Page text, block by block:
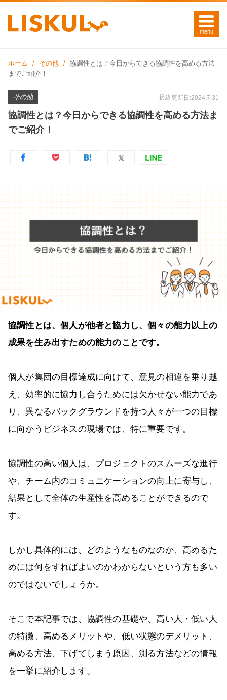
ホーム その他
協調性とは？今日からできる協調性を高める方法
までご紹介！
その他 最終更新日:2024.7.31
協調性とは？今日からできる協調性を高める方法ま
でご紹介！
協調性とは、個人が他者と協力し、個々の能力以上の
成果を生み出すための能力のことです。
個人が集団の目標達成に向けて、意見の相違を乗り越
え、効率的に協力し合うためには欠かせない能力であ
り、異なるバックグラウンドを持つ人々が一つの目標
に向かうビジネスの現場では、特に重要です。
協調性の高い個人は、プロジェクトのスムーズな進行
や、チーム内のコミュニケーションの向上に寄与し、
結果として全体の生産性を高めることができるので
す。
しかし具体的には、どのようなものなのか、高めるた
めには何をすればよいのかわからないという方も多い
のではないでしょうか。
そこで本記事では、協調性の基礎や、高い人・低い人
の特徴、高めるメリットや、低い状態のデメリット、
高める方法、下げてしまう原因、測る方法などの情報
を一挙に紹介します。